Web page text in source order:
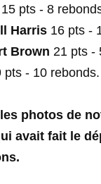
15 pts - 8
Harris 16 pts -
Brown 21 pts -
pts - 10 rebonds.
photos de
avait fait le